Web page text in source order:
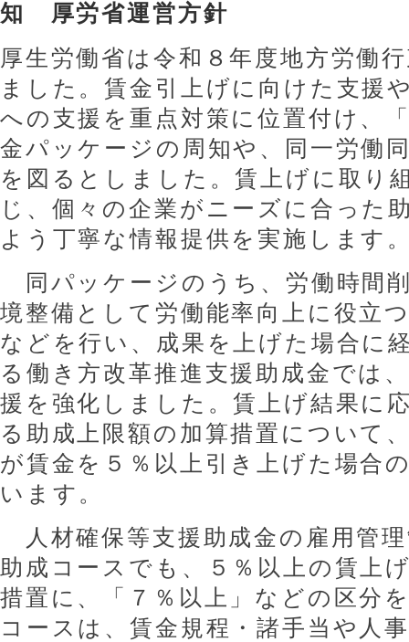
知 厚労省運営方針
厚生労働省は令和８年度地方労働
ました。賃金引上げに向けた支援
への支援を重点対策に位置付け、
金パッケージの周知や、同一労働
を図るとしました。賃上げに取り
じ、個々の企業がニーズに合った
よう丁寧な情報提供を実施します
同パッケージのうち、労働時間
境整備として労働能率向上に役立
などを行い、成果を上げた場合に
る働き方改革推進支援助成金では
援を強化しました。賃上げ結果に
る助成上限額の加算措置について
が賃金を５％以上引き上げた場合
います。
人材確保等支援助成金の雇用管
助成コースでも、５％以上の賃上
措置に、「７％以上」などの区分
コースは、賃金規程・諸手当や人